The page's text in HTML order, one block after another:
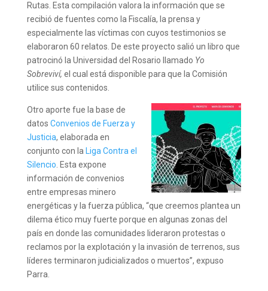
Rutas. Esta compilación valora la información que se
recibió de fuentes como la Fiscalía, la prensa y
especialmente las víctimas con cuyos testimonios se
elaboraron 60 relatos. De este proyecto salió un libro que
patrocinó la Universidad del Rosario llamado Yo
Sobreviví, el cual está disponible para que la Comisión
utilice sus contenidos.
Otro aporte fue la base de
datos Convenios de Fuerza y
Justicia, elaborada en
conjunto con la
Liga Contra el
Silencio . Esta expone
información de convenios
entre empresas minero
energéticas y la fuerza pública, “que creemos plantea un
dilema ético muy fuerte porque en algunas zonas del
país en donde las comunidades lideraron protestas o
reclamos por la explotación y la invasión de terrenos, sus
líderes terminaron judicializados o muertos”, expuso
Parra.